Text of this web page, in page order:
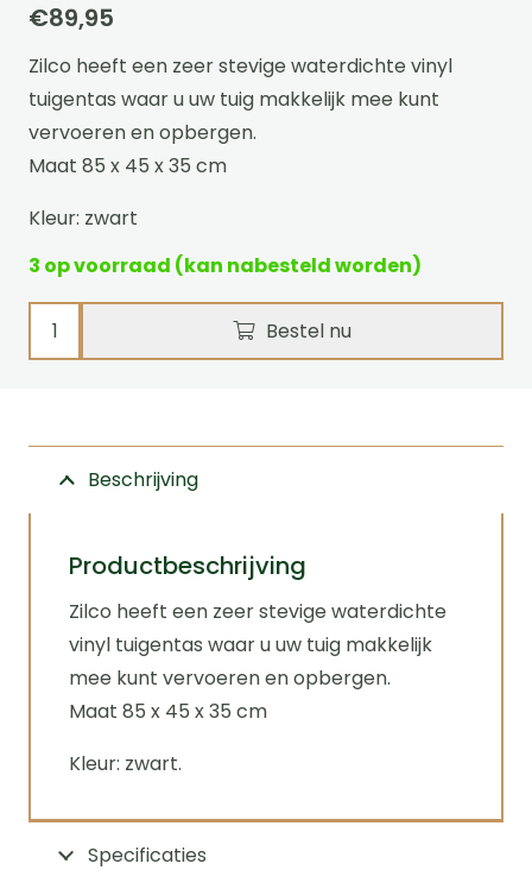
€89,95
Zilco heeft een zeer stevige waterdichte vinyl
tuigentas waar u uw tuig makkelijk mee kunt
vervoeren en opbergen.
Maat 85 x 45 x 35 cm
Kleur: zwart
3 op voorraad (kan nabesteld worden)
Tuigentas
heavy
Zilco
aantal
Bestel nu
Beschrijving
Productbeschrijving
Zilco heeft een zeer stevige waterdichte
vinyl tuigentas waar u uw tuig makkelijk
mee kunt vervoeren en opbergen.
Maat 85 x 45 x 35 cm
Kleur: zwart.
Specificaties